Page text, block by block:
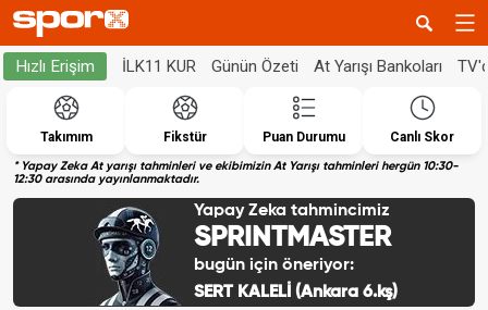
Hızlı Erişim İLK11 KUR Günün Özeti At Yarışı Bankoları
Takımım Fikstür Puan Durumu Canlı Skor
* Yapay Zeka At yarışı tahminleri ve ekibimizin At Yarışı tahminleri hergün 10:30-
12:30 arasında yayınlanmaktadır.
Yapay Zeka tahmincimiz
SPRINTMASTER
bugün için öneriyor:
SERT KALELİ (Ankara 6.kş)